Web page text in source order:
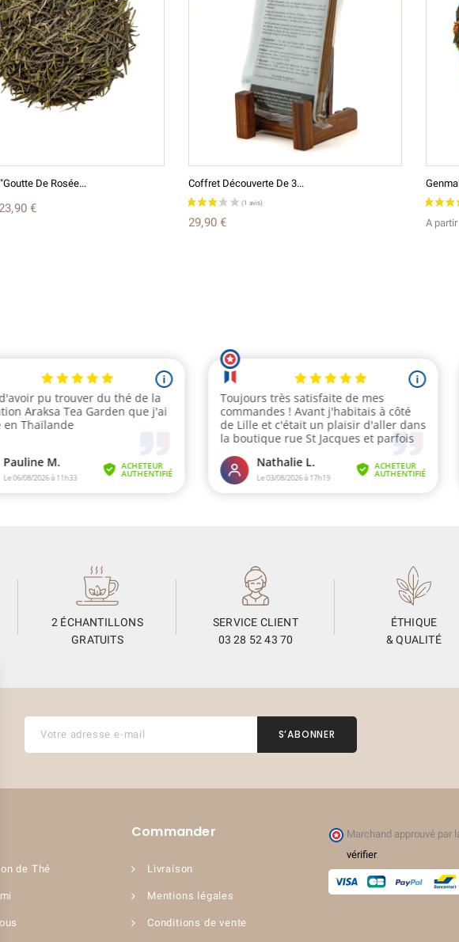
De Rosée...
23,90 €
Coffret Découverte De 3...
29,90 € A
2 ÉCHANTILLONS
GRATUITS
SERVICE CLIENT
03 28 52 43 70
ÉTHIQUE
& QUALITÉ
de Thé
Commander
Livraison
Mentions légales
Conditions de vente
Marchand approuvé par
vérifier.